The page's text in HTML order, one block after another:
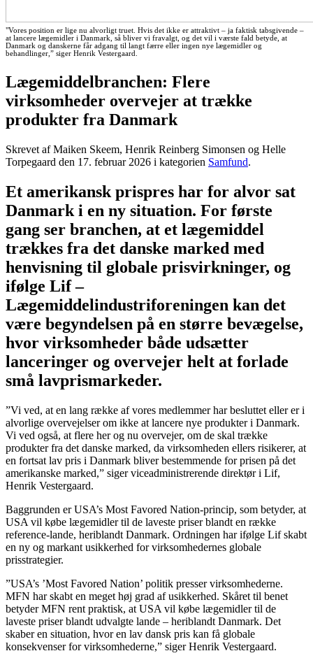
"Vores position er lige nu alvorligt truet. Hvis det ikke er attraktivt – ja faktisk tabsgivende –
at lancere lægemidler i Danmark, så bliver vi fravalgt, og det vil i værste fald betyde, at
Danmark og danskerne får adgang til langt færre eller ingen nye lægemidler og
behandlinger,” siger Henrik Vestergaard.
Lægemiddelbranchen: Flere
virksomheder overvejer at trække
produkter fra Danmark
Skrevet af Maiken Skeem, Henrik Reinberg Simonsen og Helle
Torpegaard den 17. februar 2026 i kategorien Samfund.
Et amerikansk prispres har for alvor sat
Danmark i en ny situation. For første
gang ser branchen, at et lægemiddel
trækkes fra det danske marked med
henvisning til globale prisvirkninger, og
ifølge Lif –
Lægemiddelindustriforeningen kan det
være begyndelsen på en større bevægelse,
hvor virksomheder både udsætter
lanceringer og overvejer helt at forlade
små lavprismarkeder.
”Vi ved, at en lang række af vores medlemmer har besluttet eller er i
alvorlige overvejelser om ikke at lancere nye produkter i Danmark.
Vi ved også, at flere her og nu overvejer, om de skal trække
produkter fra det danske marked, da virksomheden ellers risikerer, at
en fortsat lav pris i Danmark bliver bestemmende for prisen på det
amerikanske marked,” siger viceadministrerende direktør i Lif,
Henrik Vestergaard.
Baggrunden er USA’s Most Favored Nation-princip, som betyder, at
USA vil købe lægemidler til de laveste priser blandt en række
reference-lande, heriblandt Danmark. Ordningen har ifølge Lif skabt
en ny og markant usikkerhed for virksomhedernes globale
prisstrategier.
”USA’s ’Most Favored Nation’ politik presser virksomhederne.
MFN har skabt en meget høj grad af usikkerhed. Skåret til benet
betyder MFN rent praktisk, at USA vil købe lægemidler til de
laveste priser blandt udvalgte lande – heriblandt Danmark. Det
skaber en situation, hvor en lav dansk pris kan få globale
konsekvenser for virksomhederne,” siger Henrik Vestergaard.